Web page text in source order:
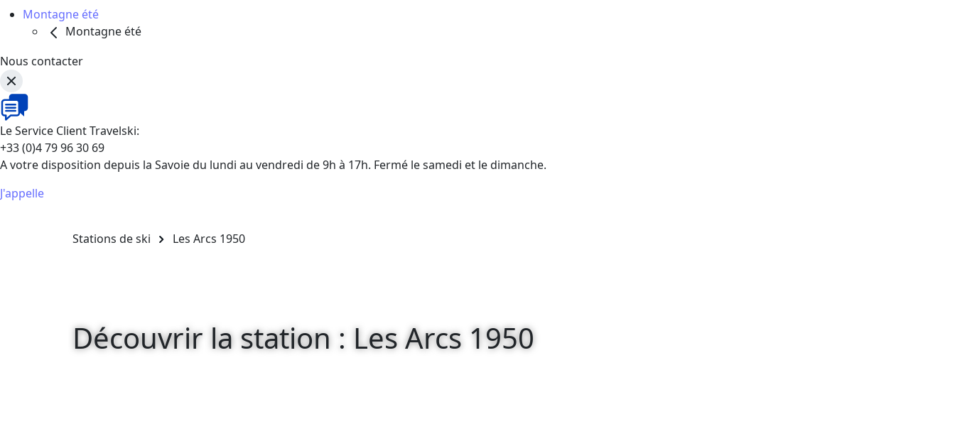
Montagne été
Montagne été
Nous contacter
Le Service Client Travelski:
+33 (0)4 79 96 30 69
A votre disposition depuis la Savoie du lundi au vendredi de 9h à 17h. Fermé le samedi et le dimanche.
J'appelle
Stations de ski Les Arcs 1950
Découvrir la station : Les Arcs 1950